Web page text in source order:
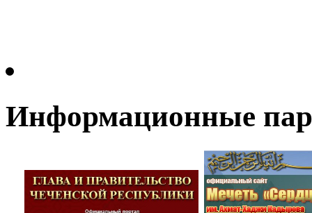
Информационные